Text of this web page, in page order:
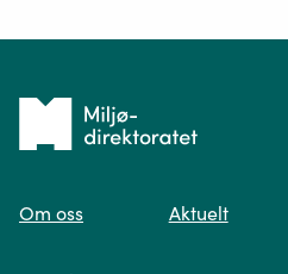
Spør oss
Tilbake
forsiden
Om oss Aktuelt